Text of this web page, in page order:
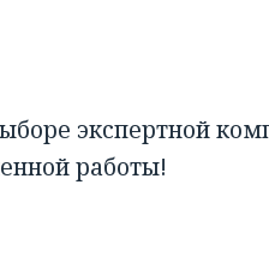
экспертной
работы!